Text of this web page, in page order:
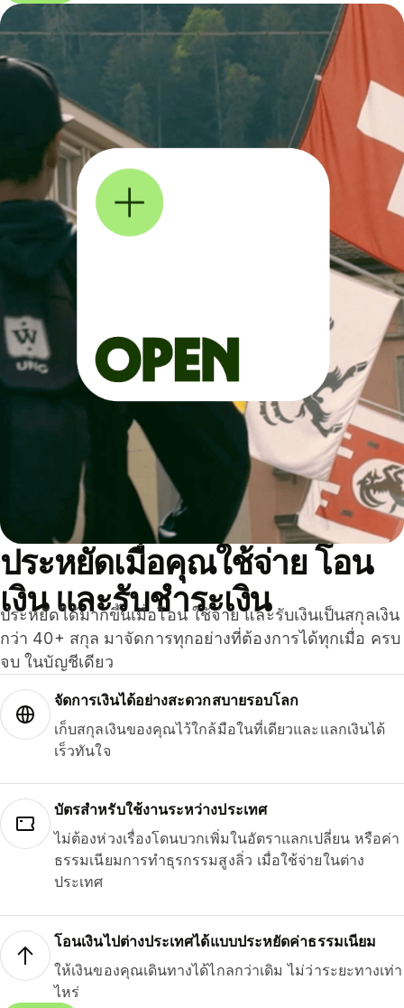
ประหยัดเมื่อคุณใช้จ่าย โอน
เงิน และรับชำระเงิน
ประหยัดได้มากขึ้นเมื่อโอน ใช้จ่าย และรับเงินเป็นสกุลเงิน
กว่า 40+ สกุล มาจัดการทุกอย่างที่ต้องการได้ทุกเมื่อ ครบ
จบ ในบัญชีเดียว
จัดการเงินได้อย่างสะดวกสบายรอบโลก
เก็บสกุลเงินของคุณไว้ใกล้มือในที่เดียวและแลกเงินได้
เร็วทันใจ
บัตรสำหรับใช้งานระหว่างประเทศ
ไม่ต้องห่วงเรื่องโดนบวกเพิ่มในอัตราแลกเปลี่ยน หรือค่า
ธรรมเนียมการทำธุรกรรมสูงลิ่ว เมื่อใช้จ่ายในต่าง
ประเทศ
โอนเงินไปต่างประเทศได้แบบประหยัดค่าธรรมเนียม
ให้เงินของคุณเดินทางได้ไกลกว่าเดิม ไม่ว่าระยะทางเท่า
ไหร่